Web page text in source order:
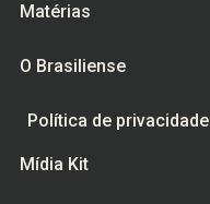
Matérias
O Brasiliense
Política de privacidade
Mídia Kit